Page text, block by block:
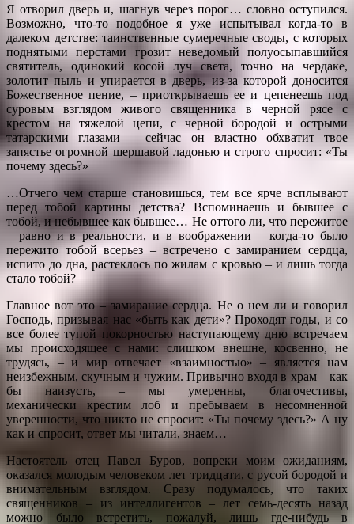
Я отворил дверь и, шагнув через порог… словно оступился.
Возможно, что-то подобное я уже испытывал когда-то в
далеком детстве: таинственные сумеречные своды, с которых
поднятыми перстами грозит неведомый полуосыпавшийся
святитель, одинокий косой луч света, точно на чердаке,
золотит пыль и упирается в дверь, из-за которой доносится
Божественное пение, – приоткрываешь ее и цепенеешь под
суровым взглядом живого священника в черной рясе с
крестом на тяжелой цепи, с черной бородой и острыми
татарскими глазами – сейчас он властно обхватит твое
запястье огромной шершавой ладонью и строго спросит: «Ты
почему здесь?»
…Отчего чем старше становишься, тем все ярче всплывают
перед тобой картины детства? Вспоминаешь и бывшее с
тобой, и небывшее как бывшее… Не оттого ли, что пережитое
– равно и в реальности, и в воображении – когда-то было
пережито тобой всерьез – встречено с замиранием сердца,
испито до дна, растеклось по жилам с кровью – и лишь тогда
стало тобой?
Главное вот это – замирание сердца. Не о нем ли и говорил
Господь, призывая нас «быть как дети»? Проходят годы, и со
все более тупой покорностью наступающему дню встречаем
мы происходящее с нами: слишком внешне, косвенно, не
трудясь, – и мир отвечает «взаимностью» – является нам
неизбежным, скучным и чужим. Привычно входя в храм – как
бы наизусть, – мы умеренны, благочестивы,
механически крестим лоб и пребываем в несомненной
уверенности, что никто не спросит: «Ты почему здесь?» А ну
как и спросит, ответ мы читали, знаем…
Настоятель отец Павел Буров, вопреки моим ожиданиям,
оказался молодым человеком лет тридцати, с русой бородой и
внимательным взглядом. Сразу подумалось, что таких
священников – из интеллигентов – лет семь-десять назад
можно было встретить, пожалуй, лишь где-нибудь в